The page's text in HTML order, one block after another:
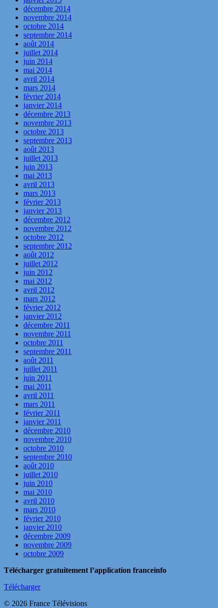
décembre 2014
novembre 2014
octobre 2014
septembre 2014
août 2014
juillet 2014
juin 2014
mai 2014
avril 2014
mars 2014
février 2014
janvier 2014
décembre 2013
novembre 2013
octobre 2013
septembre 2013
août 2013
juillet 2013
juin 2013
mai 2013
avril 2013
mars 2013
février 2013
janvier 2013
décembre 2012
novembre 2012
octobre 2012
septembre 2012
août 2012
juillet 2012
juin 2012
mai 2012
avril 2012
mars 2012
février 2012
janvier 2012
décembre 2011
novembre 2011
octobre 2011
septembre 2011
août 2011
juillet 2011
juin 2011
mai 2011
avril 2011
mars 2011
février 2011
janvier 2011
décembre 2010
novembre 2010
octobre 2010
septembre 2010
août 2010
juillet 2010
juin 2010
mai 2010
avril 2010
mars 2010
février 2010
janvier 2010
décembre 2009
novembre 2009
octobre 2009
Télécharger gratuitement l’application franceinfo
Télécharger
© 2026 France Télévisions